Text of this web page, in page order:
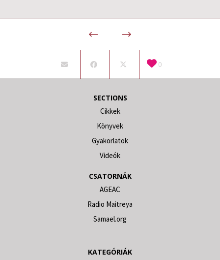
0
SECTIONS
Cikkek
Könyvek
Gyakorlatok
Videók
CSATORNÁK
AGEAC
Radio Maitreya
Samael.org
KATEGÓRIÁK